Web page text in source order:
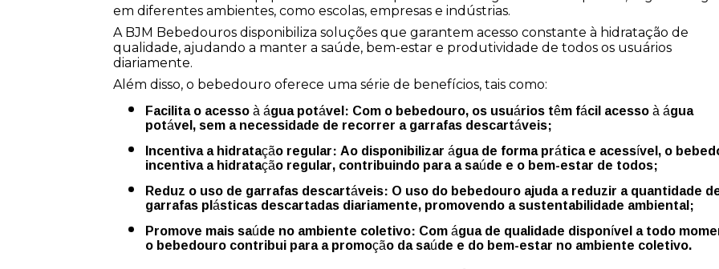
em diferentes ambientes, como escolas, empresas e indústrias.
A BJM Bebedouros disponibiliza soluções que garantem acesso constante à hidratação de
qualidade, ajudando a manter a saúde, bem-estar e produtividade de todos os usuários
diariamente.
Além disso, o bebedouro oferece uma série de benefícios, tais como:
Facilita o acesso à água potável: Com o bebedouro, os usuários têm fácil acesso à água
potável, sem a necessidade de recorrer a garrafas descartáveis;
Incentiva a hidratação regular: Ao disponibilizar água de forma prática e acessível, o bebedouro
incentiva a hidratação regular, contribuindo para a saúde e o bem-estar de todos;
Reduz o uso de garrafas descartáveis: O uso do bebedouro ajuda a reduzir a quantidade de
garrafas plásticas descartadas diariamente, promovendo a sustentabilidade ambiental;
Promove mais saúde no ambiente coletivo: Com água de qualidade disponível a todo momento,
o bebedouro contribui para a promoção da saúde e do bem-estar no ambiente coletivo.